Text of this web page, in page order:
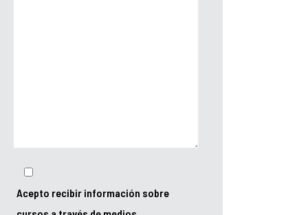
Acepto recibir información sobre